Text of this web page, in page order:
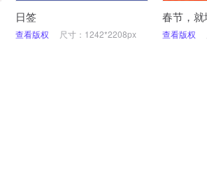
日签
查看版权 尺寸：1242*2208px 查看版权